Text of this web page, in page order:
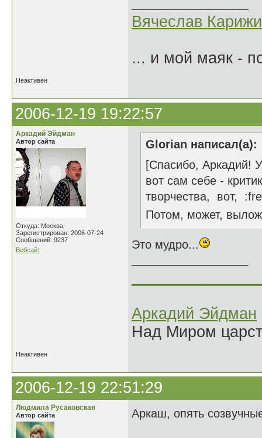
Вячеслав
... и мой маяк -
Неактивен
2006-12-19 19:22:57
Аркадий Эйдман
Автор сайта
Откуда: Москва
Зарегистрирован: 2006-07-24
Сообщений: 9237
Вебсайт
Glorian написал(а):
[Спасибо, Аркадий!
вот сам себе -
творчества, вот,
Потом, может,
Это мудро...
Аркадий Эйдман
Над Миром
Неактивен
2006-12-19 22:51:29
Людмила Русаковская
Автор сайта Аркаш, опять